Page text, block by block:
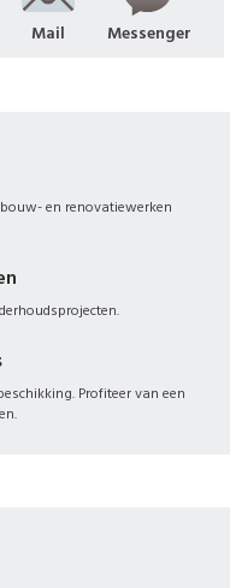
Mail Messenger
en renovatiewerken
Profiteer van een